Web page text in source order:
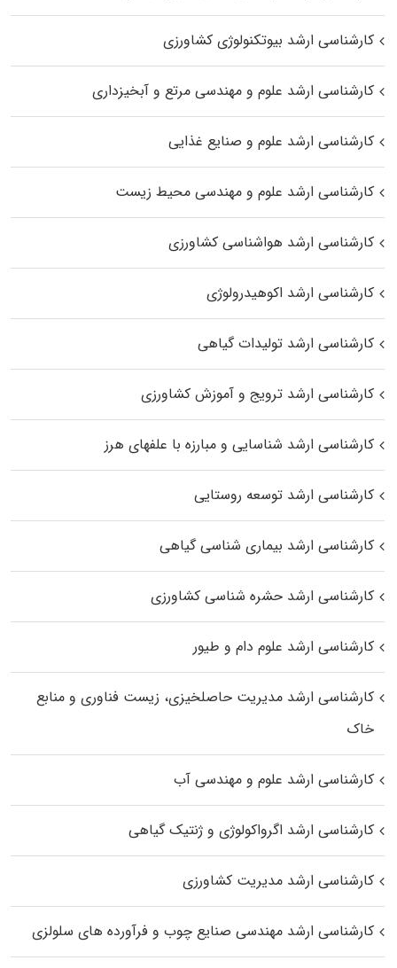
کارشناسی ارشد بیوتکنولوژی کشاورزی
کارشناسی ارشد علوم و مهندسی مرتع و آبخیزداری
کارشناسی ارشد علوم و صنایع غذایی
کارشناسی ارشد علوم و مهندسی محیط زیست
کارشناسی ارشد هواشناسی کشاورزی
کارشناسی ارشد اکوهیدرولوژی
کارشناسی ارشد تولیدات گیاهی
کارشناسی ارشد ترویج و آموزش کشاورزی
کارشناسی ارشد شناسایی و مبارزه با علفهای هرز
کارشناسی ارشد توسعه روستایی
کارشناسی ارشد بیماری‌ شناسی گیاهی
کارشناسی ارشد حشره‌ شناسی کشاورزی
کارشناسی ارشد علوم دام و طیور
کارشناسی ارشد مدیریت حاصلخیزی، زیست فناوری و منابع
خاک
کارشناسی ارشد علوم و مهندسی آب
کارشناسی ارشد اگرواکولوژی و ژنتیک گیاهی
کارشناسی ارشد مدیریت کشاورزی
کارشناسی ارشد مهندسی صنایع چوب و فرآورده‌ های سلولزی